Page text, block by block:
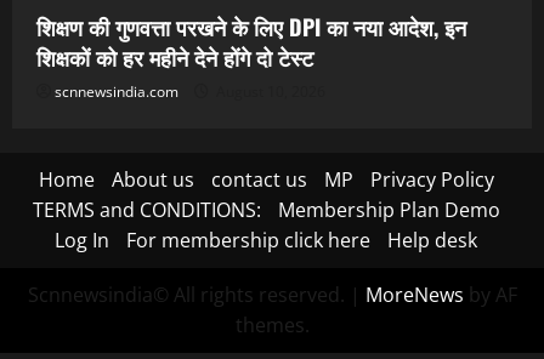
शिक्षण की गुणवत्ता परखने के लिए DPI का नया आदेश, इन
शिक्षकों को हर महीने देने होंगे दो टेस्ट
scnnewsindia.com
Home About us contact us MP
Privacy Policy
TERMS and CONDITIONS:
Membership Plan Demo
Log In
For membership click here Help desk
Scnnewsindia© All rights reserved. | MoreNews by AF
themes.